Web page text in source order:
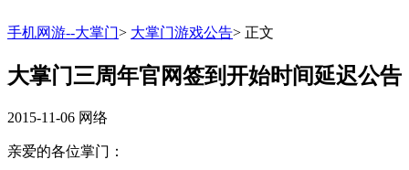
手机网游--大掌门> 大掌门游戏公告> 正文
大掌门三周年官网签到开始时间延迟公告
2015-11-06 网络
亲爱的各位掌门：